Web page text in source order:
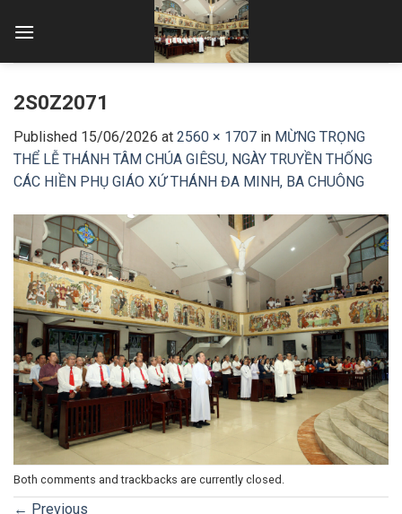
2S0Z2071
Published 15/06/2026 at 2560 × 1707 in MỪNG TRỌNG
THỂ LỄ THÁNH TÂM CHÚA GIÊSU, NGÀY TRUYỀN THỐNG
CÁC HIỀN PHỤ GIÁO XỨ THÁNH ĐA MINH, BA CHUÔNG
Both comments and trackbacks are currently closed.
← Previous